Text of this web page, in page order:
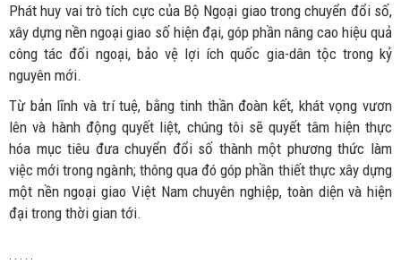
Phát huy vai trò tích cực của Bộ Ngoại giao trong chuyển đổi số,
xây dựng nền ngoại giao số hiện đại, góp phần nâng cao hiệu quả
công tác đối ngoại, bảo vệ lợi ích quốc gia-dân tộc trong kỷ
nguyên mới.
Từ bản lĩnh và trí tuệ, bằng tinh thần đoàn kết, khát vọng vươn
lên và hành động quyết liệt, chúng tôi sẽ quyết tâm hiện thực
hóa mục tiêu đưa chuyển đổi số thành một phương thức làm
việc mới trong ngành; thông qua đó góp phần thiết thực xây dựng
một nền ngoại giao Việt Nam chuyên nghiệp, toàn diện và hiện
đại trong thời gian tới.
. . . . .